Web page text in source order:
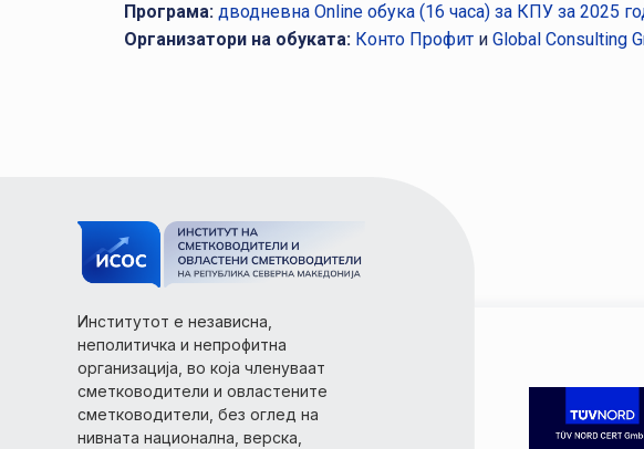
Програма: дводневна Online обука (16 часа) за КПУ за 2025
Организатори на обуката: Конто Профит и Global Consulting
Институтот е независна,
неполитичка и непрофитна
организација, во која членуваат
сметководители и овластените
сметководители, без оглед на
нивната национална, верска,